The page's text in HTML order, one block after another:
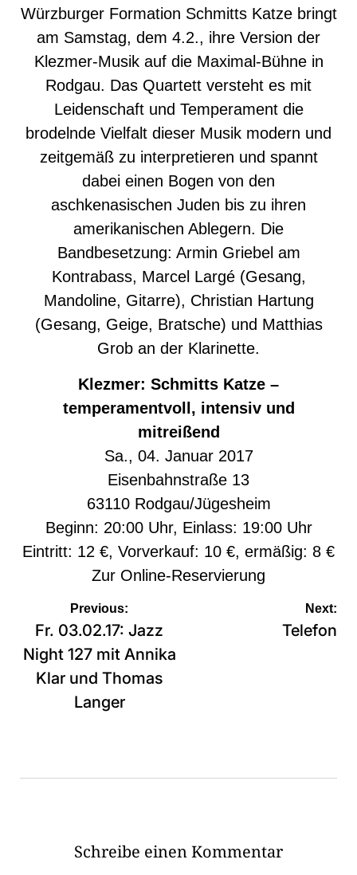
Würzburger Formation Schmitts Katze bringt
am Samstag, dem 4.2., ihre Version der
Klezmer-Musik auf die Maximal-Bühne in
Rodgau. Das Quartett versteht es mit
Leidenschaft und Temperament die
brodelnde Vielfalt dieser Musik modern und
zeitgemäß zu interpretieren und spannt
dabei einen Bogen von den
aschkenasischen Juden bis zu ihren
amerikanischen Ablegern. Die
Bandbesetzung: Armin Griebel am
Kontrabass, Marcel Largé (Gesang,
Mandoline, Gitarre), Christian Hartung
(Gesang, Geige, Bratsche) und Matthias
Grob an der Klarinette.
Klezmer: Schmitts Katze –
temperamentvoll, intensiv und
mitreißend
Sa., 04. Januar 2017
Eisenbahnstraße 13
63110 Rodgau/Jügesheim
Beginn: 20:00 Uhr, Einlass: 19:00 Uhr
Eintritt: 12 €, Vorverkauf: 10 €, ermäßig: 8 €
Zur Online-Reservierung
Beitragsnavigation
Previous:
Fr. 03.02.17: Jazz
Night 127 mit Annika
Klar und Thomas
Langer
Next:
Telefon
Schreibe einen Kommentar